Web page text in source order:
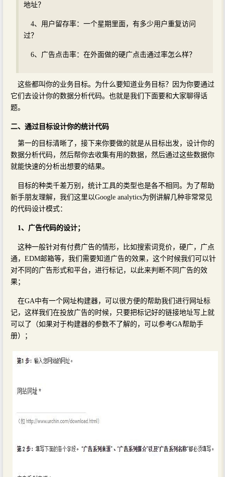
地址？
4、用户留存率：一个星期里面，有多少用户重复访问
过？
6、广告点击率：在外面做的硬广点击通过率怎么样？
这些都叫你的业务目标。为什么要知道业务目标？因为你要通过
它们去设计你的数据分析代码。也就是我们下面要和大家聊得话
题。
二、通过目标设计你的统计代码
第一的目标清晰了，接下来你要做的就是从目标出发，设计你的
数据分析代码，然后帮你去收集有用的数据，然后通过这些数据你
就能快速的分析出想要的结果。
目标的种类千差万别，统计工具的类型也是各不相同。为了帮助
新手朋友理解，我们这里以Google analytics为例讲解几种非常常见
的代码设计模式：
1、广告代码的设计；
这种一般针对有付费广告的情形，比如搜索词竞价，硬广，广点
通，EDM邮箱等，我们需要知道广告的效果，这个时候我们可以针
对不同的广告形式和平台，进行标记，以此来判断不同广告的效
果；
在GA中有一个网址构建器，可以很方便的帮助我们进行网址标
记，这样我们在投放广告的时候，只要把标记好的链接地址写上就
可以了（如果对于构建器的参数不了解的，可以参考GA帮助手
册）；